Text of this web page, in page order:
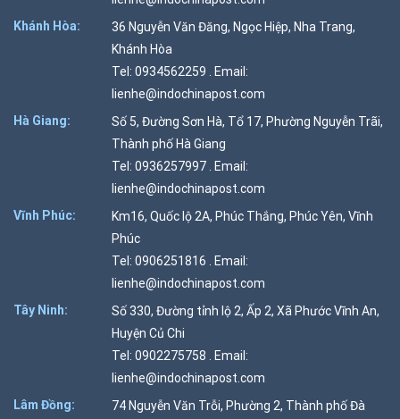
Khánh Hòa:
36 Nguyễn Văn Đăng, Ngọc Hiệp, Nha Trang,
Khánh Hòa
Tel: 0934562259 . Email:
lienhe@indochinapost.com
Hà Giang:
Số 5, Đường Sơn Hà, Tổ 17, Phường Nguyễn Trãi,
Thành phố Hà Giang
Tel: 0936257997 . Email:
lienhe@indochinapost.com
Vĩnh Phúc:
Km16, Quốc lộ 2A, Phúc Thắng, Phúc Yên, Vĩnh
Phúc
Tel: 0906251816 . Email:
lienhe@indochinapost.com
Tây Ninh:
Số 330, Đường tỉnh lộ 2, Ấp 2, Xã Phước Vĩnh An,
Huyện Củ Chi
Tel: 0902275758 . Email:
lienhe@indochinapost.com
Lâm Đồng:
74 Nguyễn Văn Trỗi, Phường 2, Thành phố Đà